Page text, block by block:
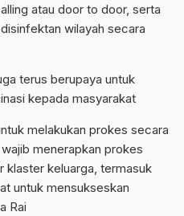
atau door to door, serta
wilayah secara
terus berupaya untuk
kepada masyarakat
melakukan prokes secara
menerapkan prokes
klaster keluarga, termasuk
untuk mensukseskan
Rai